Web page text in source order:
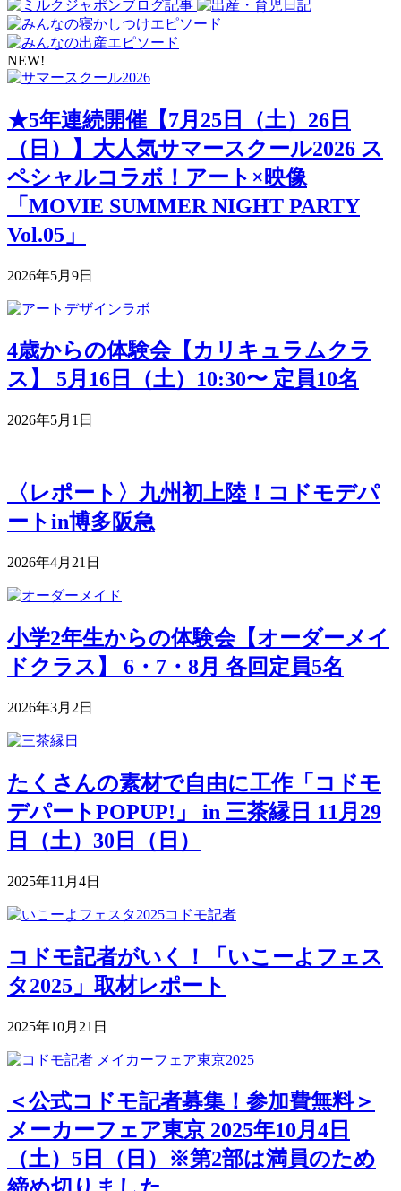
NEW!
★5年連続開催【7月25日（土）26日
（日）】大人気サマースクール2026 ス
ペシャルコラボ！アート×映像
「MOVIE SUMMER NIGHT PARTY
Vol.05」
2026年5月9日
4歳からの体験会【カリキュラムクラ
ス】 5月16日（土）10:30〜 定員10名
2026年5月1日
〈レポート〉九州初上陸！コドモデパ
ートin博多阪急
2026年4月21日
小学2年生からの体験会【オーダーメイ
ドクラス】 6・7・8月 各回定員5名
2026年3月2日
たくさんの素材で自由に工作「コドモ
デパートPOPUP!」 in 三茶縁日 11月29
日（土）30日（日）
2025年11月4日
コドモ記者がいく！「いこーよフェス
タ2025」取材レポート
2025年10月21日
＜公式コドモ記者募集！参加費無料＞
メーカーフェア東京 2025年10月4日
（土）5日（日）※第2部は満員のため